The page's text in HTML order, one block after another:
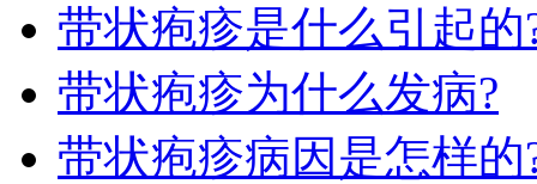
带状疱疹是什么引起的
带状疱疹为什么发病?
带状疱疹病因是怎样的